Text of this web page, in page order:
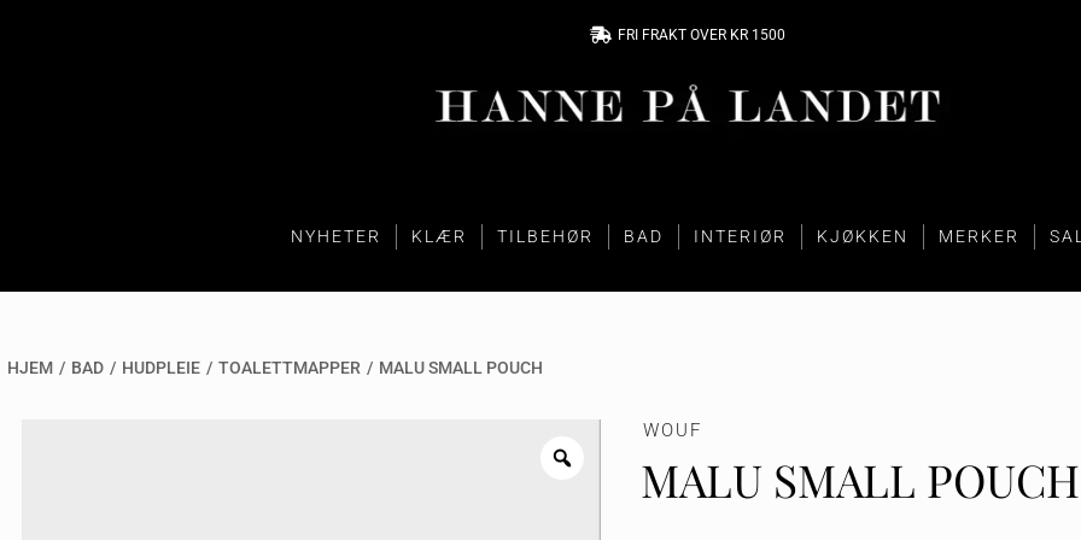
FRI FRAKT OVER KR 1500
NYHETER KLÆR TILBEHØR BAD INTERIØR KJØKKEN MERKER
HJEM / BAD / HUDPLEIE / TOALETTMAPPER / MALU SMALL POUCH
WOUF
MALU SMALL POUCH